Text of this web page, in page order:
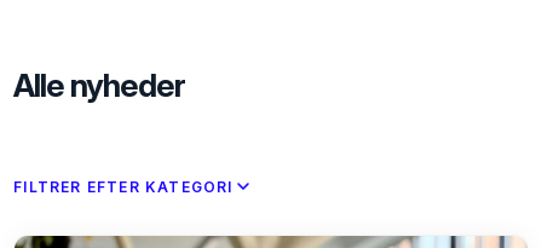
Alle nyheder
FILTRER EFTER KATEGORI